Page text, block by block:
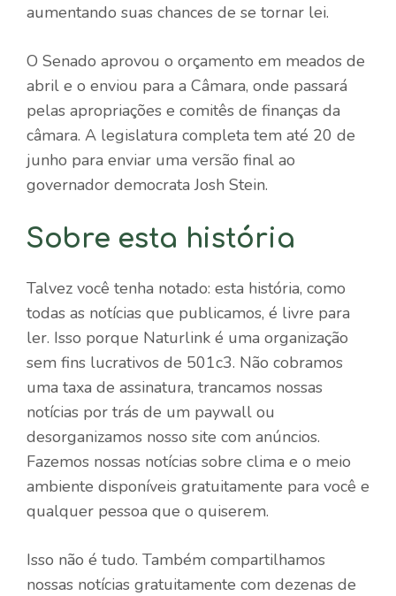
aumentando suas chances de se tornar lei.
O Senado aprovou o orçamento em meados de
abril e o enviou para a Câmara, onde passará
pelas apropriações e comitês de finanças da
câmara. A legislatura completa tem até 20 de
junho para enviar uma versão final ao
governador democrata Josh Stein.
Sobre esta história
Talvez você tenha notado: esta história, como
todas as notícias que publicamos, é livre para
ler. Isso porque Naturlink é uma organização
sem fins lucrativos de 501c3. Não cobramos
uma taxa de assinatura, trancamos nossas
notícias por trás de um paywall ou
desorganizamos nosso site com anúncios.
Fazemos nossas notícias sobre clima e o meio
ambiente disponíveis gratuitamente para você e
qualquer pessoa que o quiserem.
Isso não é tudo. Também compartilhamos
nossas notícias gratuitamente com dezenas de